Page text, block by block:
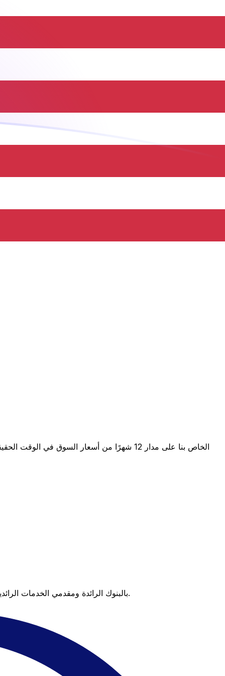
عندما تقارن Xe بالبنوك الرائدة ومقدمي الخدمات الرائدين، يتضح لك الفرق. تعني الأسعار التي تتفوق على أسعار البنوك وعدم وجود رسوم خفية قيمة أكبر على كل عملية تحويل.